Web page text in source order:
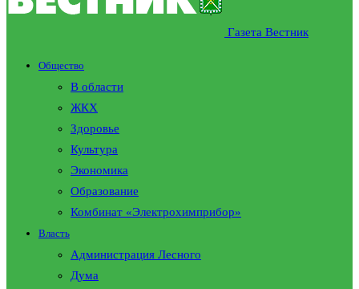
Газета Вестник
Общество
В области
ЖКХ
Здоровье
Культура
Экономика
Образование
Комбинат «Электрохимприбор»
Власть
Администрация Лесного
Дума